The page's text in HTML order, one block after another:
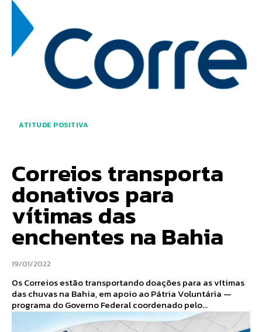
ATITUDE POSITIVA
Correios transporta
donativos para
vítimas das
enchentes na Bahia
19/01/2022
Os Correios estão transportando doações para as vítimas
das chuvas na Bahia, em apoio ao Pátria Voluntária —
programa do Governo Federal coordenado pelo...